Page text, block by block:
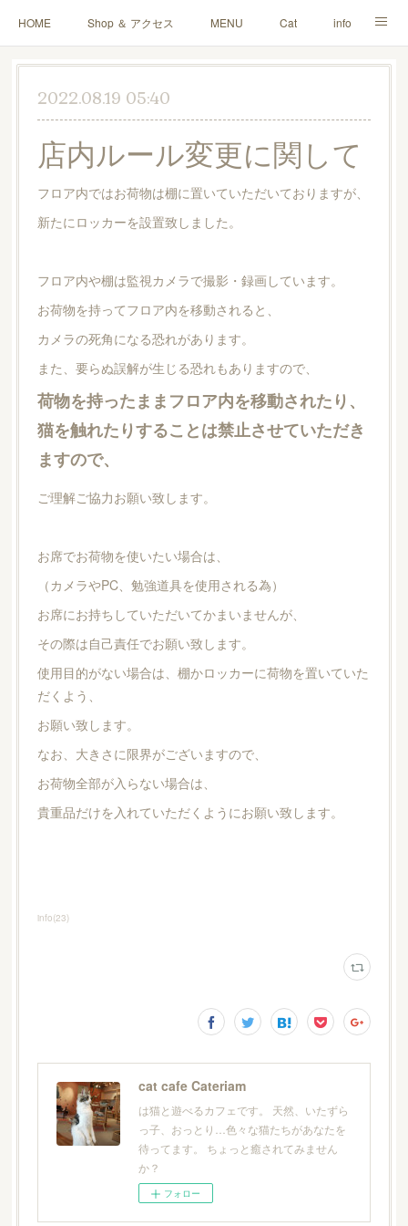
HOME Shop ＆ アクセス MENU Cat info
Blog Q＆A ご寄付・雑貨販売 お問い合わせ
2022.08.19 05:40
店内ルール変更に関して
フロア内ではお荷物は棚に置いていただいておりますが、
新たにロッカーを設置致しました。
フロア内や棚は監視カメラで撮影・録画しています。
お荷物を持ってフロア内を移動されると、
カメラの死角になる恐れがあります。
また、要らぬ誤解が生じる恐れもありますので、
荷物を持ったままフロア内を移動されたり、
猫を触れたりすることは禁止させていただき
ますので、
ご理解ご協力お願い致します。
お席でお荷物を使いたい場合は、
（カメラやPC、勉強道具を使用される為）
お席にお持ちしていただいてかまいませんが、
その際は自己責任でお願い致します。
使用目的がない場合は、棚かロッカーに荷物を置いていた
だくよう、
お願い致します。
なお、大きさに限界がございますので、
お荷物全部が入らない場合は、
貴重品だけを入れていただくようにお願い致します。
info(23)
cat cafe Cateriam
は猫と遊べるカフェです。 天然、いたずら
っ子、おっとり…色々な猫たちがあなたを
待ってます。 ちょっと癒されてみません
か？
フォロー